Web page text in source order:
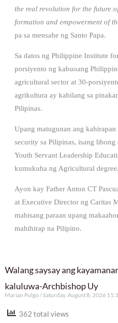
the real revolution for the future
formation and empowerment of
pa sa mensahe ng Santo Papa.
Sa datos ng Philippine Institute
porsiyento ng kabuoang
agricultural sector at 30-
agrikultura ay kabilang sa
Pilipinas.
Upang matugunan ang
security sa Pilipinas, isang libong
Youth Servant Leadership
kumukuha ng Agricultural degree.
Ayon kay Father Anton CT
at Executive Director ng Caritas
mabisang paraan upang
mahihirap na Pilipino.
Walang saysay ang
kaluluwa-Archbishop Uy
Marian Pulgo Saturday, August 8, 2026
362 total views